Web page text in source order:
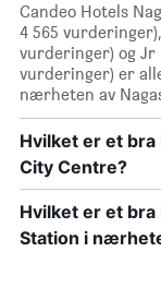
Candeo Hotels
4 565
vurderinger) og Jr
vurderinger) er
nærheten av
Hvilket er et
City Centre?
Hvilket er et bra
Station i